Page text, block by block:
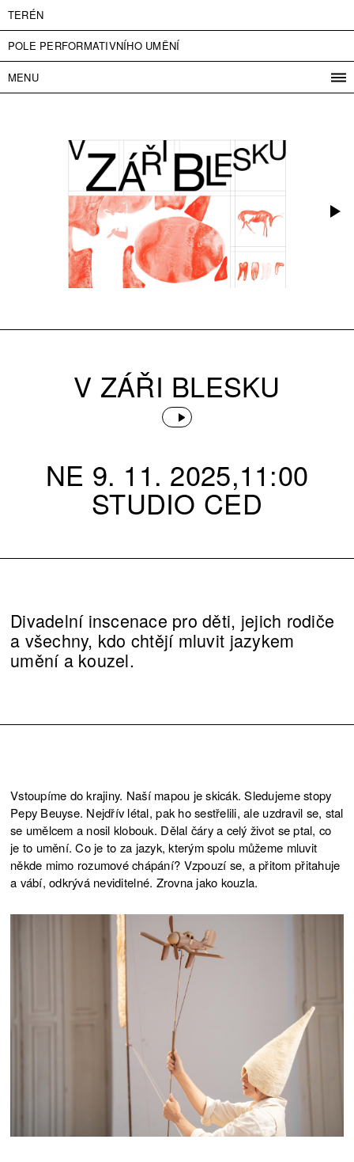
TERÉN
POLE PERFORMATIVNÍHO UMĚNÍ
MENU
PARTNEŘI
ENGLISH
V ZÁŘI BLESKU
NE 9. 11. 2025,11:00
STUDIO CED
Divadelní inscenace pro děti, jejich rodiče
a všechny, kdo chtějí mluvit jazykem
umění a kouzel.
Vstoupíme do krajiny. Naší mapou je skicák. Sledujeme stopy
Pepy Beuyse. Nejdřív létal, pak ho sestřelili, ale uzdravil se, stal
se umělcem a nosil klobouk. Dělal čáry a celý život se ptal, co
je to umění. Co je to za jazyk, kterým spolu můžeme mluvit
někde mimo rozumové chápání? Vzpouzí se, a přitom přitahuje
a vábí, odkrývá neviditelné. Zrovna jako kouzla.